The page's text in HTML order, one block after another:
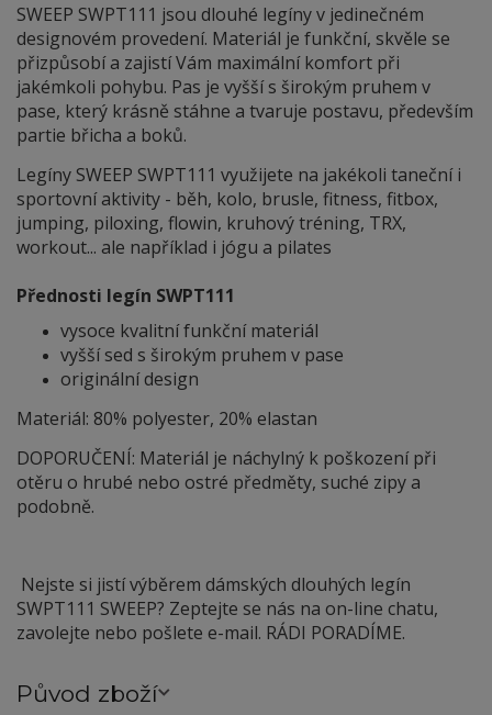
SWEEP SWPT111 jsou dlouhé legíny v jedinečném
designovém provedení. Materiál je funkční, skvěle se
přizpůsobí a zajistí Vám maximální komfort při
jakémkoli pohybu. Pas je vyšší s širokým pruhem v
pase, který krásně stáhne a tvaruje postavu, především
partie břicha a boků.
Legíny SWEEP SWPT111 využijete na jakékoli taneční i
sportovní aktivity - běh, kolo, brusle, fitness, fitbox,
jumping, piloxing, flowin, kruhový tréning, TRX,
workout... ale například i jógu a pilates
Přednosti legín SWPT111
vysoce kvalitní funkční materiál
vyšší sed s širokým pruhem v pase
originální design
Materiál: 80% polyester, 20% elastan
DOPORUČENÍ: Materiál je náchylný k poškození při
otěru o hrubé nebo ostré předměty, suché zipy a
podobně.
Nejste si jistí výběrem dámských dlouhých legín
SWPT111 SWEEP? Zeptejte se nás na on-line chatu,
zavolejte nebo pošlete e-mail. RÁDI PORADÍME.
Původ zboží